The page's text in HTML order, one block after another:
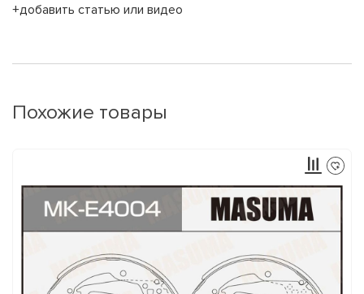
+добавить статью или видео
Похожие товары